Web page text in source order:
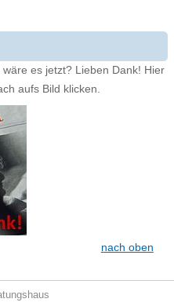
es jetzt? Lieben Dank! Hier
aufs Bild klicken.
nach oben